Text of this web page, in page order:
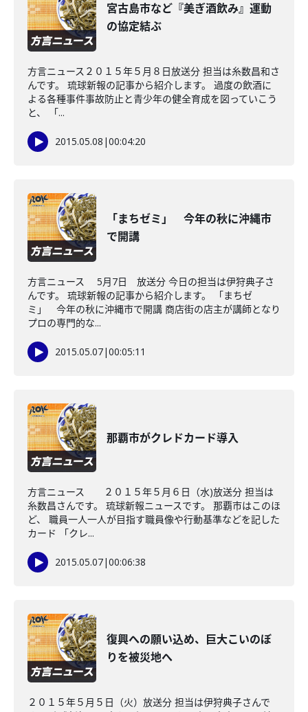
宮古島市など『美ぎ酒飲み』運動
の協定結ぶ
方言ニュース２０１５年５月８日放送分 担当は糸数昌和さ
んです。 琉球新報の記事から紹介します。 過度の飲酒に
よる各種事件事故防止と青少年の健全育成を図っていこう
と、 「...
2015.05.08 |00:04:20
「まちゼミ」 今年の秋に沖縄市
で開講
方言ニュース 5月7日 放送分 今日の担当は伊狩典子さ
んです。 琉球新報の記事から紹介します。 「まちゼ
ミ」 今年の秋に沖縄市で開講 商店街の店主が講師となり
プロの専門的な...
2015.05.07|00:05:11
那覇市がクレドカード導入
方言ニュース ２０１５年５月６日（水)放送分 担当は
糸数昌さんです。 琉球新報ニュースです。 那覇市はこのほ
ど、 職員一人一人が目指す職員像や行動基準などを記した
カード 「クレ...
2015.05.07|00:06:38
復興への願い込め、巨大こいのぼ
りを被災地へ
２０１５年５月５日（火）放送分 担当は伊狩典子さんで